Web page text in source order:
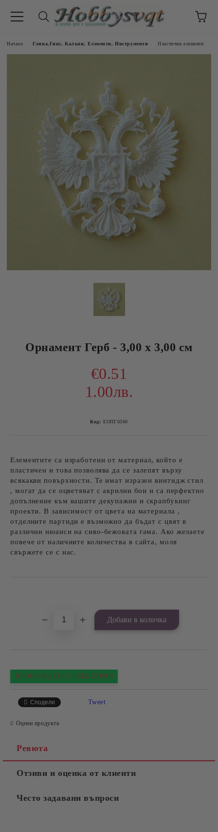
Начало Глина,Гипс, Калъпи, Елементи, Инструменти Пластични елементи
Орнамент Герб - 3,00 х 3,00 см
€0.51
1.00лв.
Код: ЕОПГ6360
Елементите са изработени от материал, който е
пластичен и това позволява да се залепят върху
всякакви повърхности. Те имат изразен винтидж стил
, могат да се оцветяват с акрилни бои и са перфектно
допълнение към вашите декупажни и скрапбукинг
проекти. В зависимост от цвета на материала ,
отделните партиди е възможно да бъдат с цвят в
различни нюанси на сиво-бежовата гама. Ако желаете
повече от наличните количества в сайта, моля
свържете се с нас.
ПРОИЗВЕДЕНО В БЪЛГАРИЯ
Сподели Tweet
Оцени продукта
Ревюта
Отзиви и оценка от клиенти
Често задавани въпроси